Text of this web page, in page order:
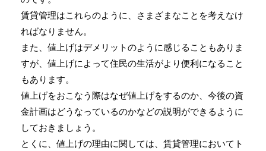
賃貸管理はこれらのように、さまざまなことを考えなけ
ればなりません。
また、値上げはデメリットのように感じることもありま
すが、値上げによって住民の生活がより便利になること
もあります。
値上げをおこなう際はなぜ値上げをするのか、今後の資
金計画はどうなっているのかなどの説明ができるように
しておきましょう。
とくに、値上げの理由に関しては、賃貸管理においてト